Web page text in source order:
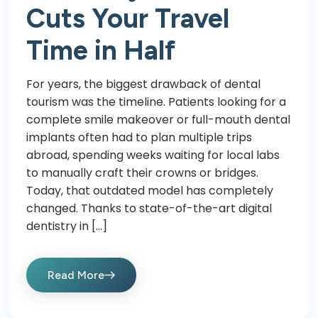
Cuts Your Travel
Time in Half
For years, the biggest drawback of dental
tourism was the timeline. Patients looking for a
complete smile makeover or full-mouth dental
implants often had to plan multiple trips
abroad, spending weeks waiting for local labs
to manually craft their crowns or bridges.
Today, that outdated model has completely
changed. Thanks to state-of-the-art digital
dentistry in […]
Read More